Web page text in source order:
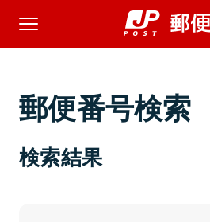
郵便番号検索
検索結果